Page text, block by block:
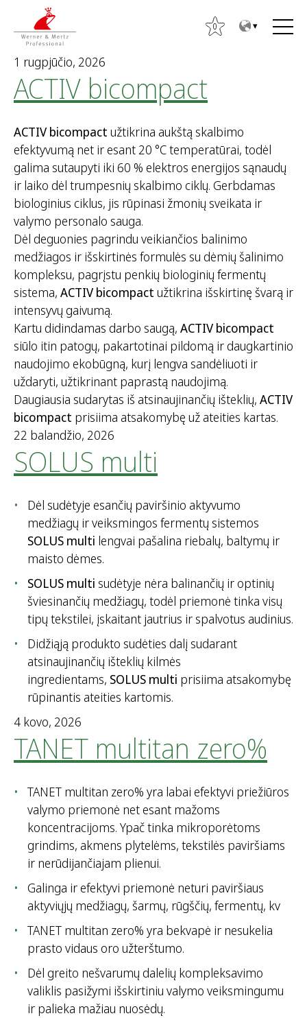
0
I
e
š
k
o
t
i
:
1 rugpjūčio, 2026
ACTIV bicompact
ACTIV bicompact užtikrina aukštą skalbimo
efektyvumą net ir esant 20 °C temperatūrai, todėl
galima sutaupyti iki 60 % elektros energijos sąnaudų
ir laiko dėl trumpesnių skalbimo ciklų. Gerbdamas
biologinius ciklus, jis rūpinasi žmonių sveikata ir
valymo personalo sauga.
Dėl deguonies pagrindu veikiančios balinimo
medžiagos ir išskirtinės formulės su dėmių šalinimo
kompleksu, pagrįstu penkių biologinių fermentų
sistema, ACTIV bicompact užtikrina išskirtinę švarą ir
intensyvų gaivumą.
Kartu didindamas darbo saugą, ACTIV bicompact
siūlo itin patogų, pakartotinai pildomą ir daugkartinio
naudojimo ekobūgną, kurį lengva sandėliuoti ir
uždaryti, užtikrinant paprastą naudojimą.
Daugiausia sudarytas iš atsinaujinančių išteklių, ACTIV
bicompact prisiima atsakomybę už ateities kartas.
22 balandžio, 2026
SOLUS multi
Dėl sudėtyje esančių paviršinio aktyvumo
medžiagų ir veiksmingos fermentų sistemos
SOLUS multi lengvai pašalina riebalų, baltymų ir
maisto dėmes.
SOLUS multi sudėtyje nėra balinančių ir optinių
šviesinančių medžiagų, todėl priemonė tinka visų
tipų tekstilei, įskaitant jautrius ir spalvotus audinius.
Didžiąją produkto sudėties dalį sudarant
atsinaujinančių išteklių kilmės
ingredientams, SOLUS multi prisiima atsakomybę
rūpinantis ateities kartomis.
4 kovo, 2026
TANET multitan zero%
TANET multitan zero% yra labai efektyvi priežiūros
valymo priemonė net esant mažoms
koncentracijoms. Ypač tinka mikroporėtoms
grindims, akmens plytelėms, tekstilės paviršiams
ir nerūdijančiajam plienui.
Galinga ir efektyvi priemonė neturi paviršiaus
aktyviųjų medžiagų, šarmų, rūgščių, fermentų, kv
TANET multitan zero% yra bekvapė ir nesukelia
prasto vidaus oro užterštumo.
Dėl greito nešvarumų dalelių kompleksavimo
valiklis pasižymi išskirtiniu valymo veiksmingumu
ir palieka mažiau nuosėdų.